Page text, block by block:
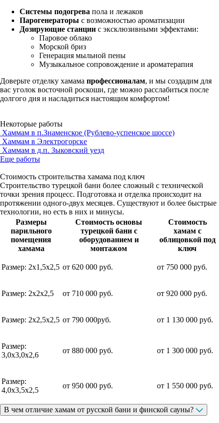
Системы подогрева пола и лежаков
Парогенераторы с возможностью ароматизации
Дозирующие станции с эксклюзивными эффектами:
Паровое облако
Морской бриз
Генерация мыльной пены
Музыкальное сопровождение и ароматерапия
Доверьте отделку хамама профессионалам, и мы создадим для
вас уголок восточной роскоши, где можно расслабиться после
долгого дня и насладиться настоящим комфортом!
Некоторые работы
Хаммам в п.Знаменское (Рублево-успенское шоссе)
Хаммам в Электрогорске
Хаммам в д.п. Зыковский уезд
Еще работы
Стоимость строительства хамама под ключ
Строительство турецкой бани более сложный с технической
точки зрения процесс. Подготовка и отделка происходит на
протяжении одного-двух месяцев. Существуют и более быстрые
технологии, но есть в них и минусы.
Размеры
парильного
помещения
хамама
Стоимость основы
турецкой бани с
оборудованием и
монтажом
Стоимость
хамам с
облицовкой под
ключ
Размер: 2x1,5x2,5 от 620 000 руб. от 750 000 руб.
Размер: 2x2x2,5 от 710 000 руб. от 920 000 руб.
Размер: 2x2,5x2,5 от 790 000руб. от 1 130 000 руб.
Размер:
3,0x3,0x2,6
от 880 000 руб. от 1 300 000 руб.
Размер:
4,0x3,5x2,5
от 950 000 руб. от 1 550 000 руб.
В чем отличие хамам от русской бани и финской сауны?